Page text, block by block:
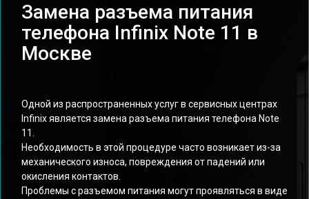
Замена разъема питания
телефона Infinix Note 11 в
Москве
Одной из распространенных услуг в сервисных центрах
Infinix является замена разъема питания телефона Note
11.
Необходимость в этой процедуре часто возникает из-за
механического износа, повреждения от падений или
окисления контактов.
Проблемы с разъемом питания могут проявляться в виде